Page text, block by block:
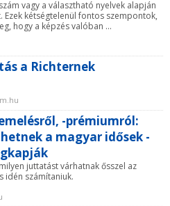
vagy a választható nyelvek alapján
Ezek kétségtelenül fontos szempontok,
hogy a képzés valóban ...
a Richternek
-prémiumról:
a magyar idősek -
juttatást várhatnak ősszel az
idén számítaniuk.